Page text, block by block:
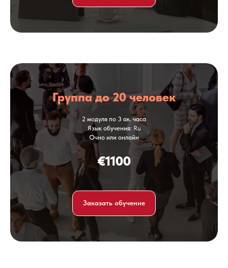
Группа до 20 человек
2 модуля по 3 ак. часа
Язык обучения: Ru
Очно или онлайн
€1100
Заказать обучение